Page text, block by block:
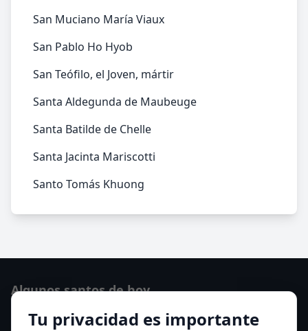
San Muciano María Viaux
San Pablo Ho Hyob
San Teófilo, el Joven, mártir
Santa Aldegunda de Maubeuge
Santa Batilde de Chelle
Santa Jacinta Mariscotti
Santo Tomás Khuong
Tu privacidad es importante
Algunos santos de hoy
San Osvaldo de Maserfield